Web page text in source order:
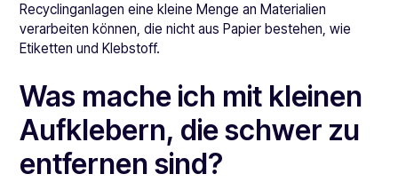
Recyclinganlagen eine kleine Menge an Materialien
verarbeiten können, die nicht aus Papier bestehen, wie
Etiketten und Klebstoff.
Was mache ich mit kleinen
Aufklebern, die schwer zu
entfernen sind?